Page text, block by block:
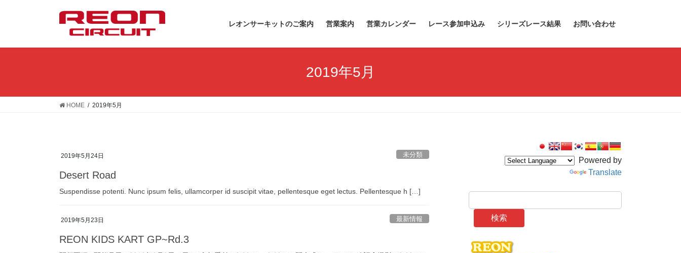
レオンサーキットのご案内 営業案内 営業カレンダー レース参加申込み シリーズレース結果 お問い合わせ
2019年5月
HOME 2019年5月
2019年5月24日 未分類
Desert Road
Suspendisse potenti. Nunc ipsum felis, ullamcorper id suscipit vitae, pellentesque eget lectus. Pellentesque h […]
2019年5月23日 最新情報
REON KIDS KART GP~Rd.3
Powered by
Translate
検索